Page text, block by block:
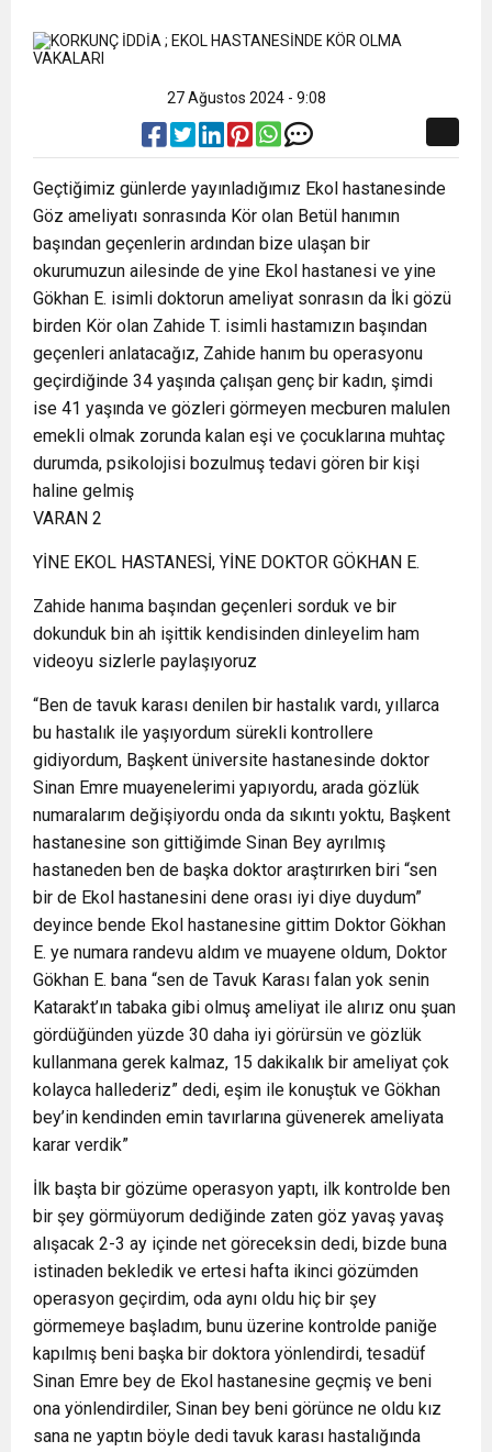
Kulübü’ne Destek Ziyareti
Gösterisi Yaptı
CHP’li 3 Genç Tutuklandı: Siyasi Saldırının
Hedefinde Mehmet Türkmen mi Var?
8:35 Anneler Günü’nde TAMEV ile İyilik ve Dayanışma
Buluşması
14:11 Buca’da Ruhsatı Tartışmalı İnşaat Meclis
Gündeminde: “Cumhurbaşkanı Kararnamesi
Bile Çiğnendi”
18:28 Eğitim Camiasının Yakından Tanıdığı İsim:
Abdulrezak Kaldan Torbalı Yolunda
27 Ağustos 2024 - 9:08
Geçtiğimiz günlerde yayınladığımız Ekol hastanesinde
Göz ameliyatı sonrasında Kör olan Betül hanımın
başından geçenlerin ardından bize ulaşan bir
okurumuzun ailesinde de yine Ekol hastanesi ve yine
Gökhan E. isimli doktorun ameliyat sonrasın da İki gözü
birden Kör olan Zahide T. isimli hastamızın başından
geçenleri anlatacağız, Zahide hanım bu operasyonu
geçirdiğinde 34 yaşında çalışan genç bir kadın, şimdi
ise 41 yaşında ve gözleri görmeyen mecburen malulen
emekli olmak zorunda kalan eşi ve çocuklarına muhtaç
durumda, psikolojisi bozulmuş tedavi gören bir kişi
haline gelmiş
VARAN 2
YİNE EKOL HASTANESİ, YİNE DOKTOR GÖKHAN E.
Zahide hanıma başından geçenleri sorduk ve bir
dokunduk bin ah işittik kendisinden dinleyelim ham
videoyu sizlerle paylaşıyoruz
“Ben de tavuk karası denilen bir hastalık vardı, yıllarca
bu hastalık ile yaşıyordum sürekli kontrollere
gidiyordum, Başkent üniversite hastanesinde doktor
Sinan Emre muayenelerimi yapıyordu, arada gözlük
numaralarım değişiyordu onda da sıkıntı yoktu, Başkent
hastanesine son gittiğimde Sinan Bey ayrılmış
hastaneden ben de başka doktor araştırırken biri “sen
bir de Ekol hastanesini dene orası iyi diye duydum”
deyince bende Ekol hastanesine gittim Doktor Gökhan
E. ye numara randevu aldım ve muayene oldum, Doktor
Gökhan E. bana “sen de Tavuk Karası falan yok senin
Katarakt’ın tabaka gibi olmuş ameliyat ile alırız onu şuan
gördüğünden yüzde 30 daha iyi görürsün ve gözlük
kullanmana gerek kalmaz, 15 dakikalık bir ameliyat çok
kolayca hallederiz” dedi, eşim ile konuştuk ve Gökhan
bey’in kendinden emin tavırlarına güvenerek ameliyata
karar verdik”
İlk başta bir gözüme operasyon yaptı, ilk kontrolde ben
bir şey görmüyorum dediğinde zaten göz yavaş yavaş
alışacak 2-3 ay içinde net göreceksin dedi, bizde buna
istinaden bekledik ve ertesi hafta ikinci gözümden
operasyon geçirdim, oda aynı oldu hiç bir şey
görmemeye başladım, bunu üzerine kontrolde paniğe
kapılmış beni başka bir doktora yönlendirdi, tesadüf
Sinan Emre bey de Ekol hastanesine geçmiş ve beni
ona yönlendirdiler, Sinan bey beni görünce ne oldu kız
sana ne yaptın böyle dedi tavuk karası hastalığında